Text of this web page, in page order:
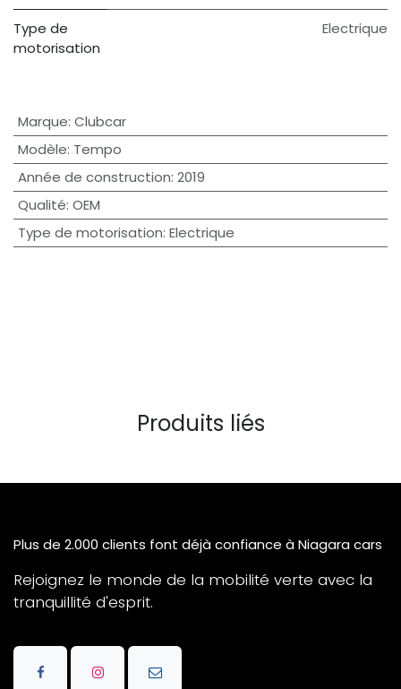
Type de
motorisation
Electrique
Marque: Clubcar
Modèle: Tempo
Année de construction: 2019
Qualité: OEM
Type de motorisation: Electrique
Produits liés
Plus de 2.000 clients font déjà confiance à Niagara cars
Rejoignez le monde de la mobilité verte avec la
tranquillité d'esprit.